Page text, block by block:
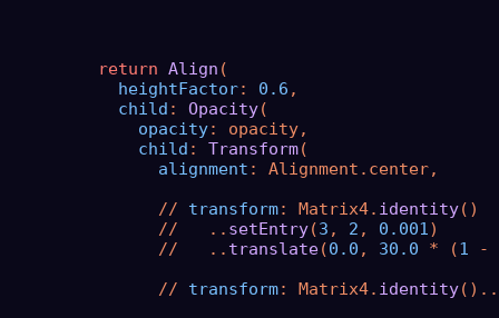
return Align (
heightFactor: 0.6 ,
child : Opacity(
opacity: opacity,
child : Transform(
alignment : Alignment.center,
//
transform: Matrix4. identity()
//   ..
setEntry(3 , 2 , 0.001)
//   ..
translate(0.0 , 30.0 * (1 -
//
transform: Matrix4. identity()..